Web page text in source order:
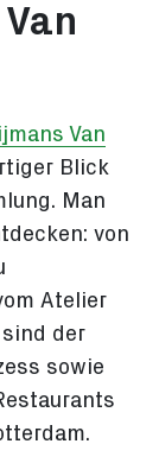
Van
Blick
Man
von
Atelier
sind der
sowie